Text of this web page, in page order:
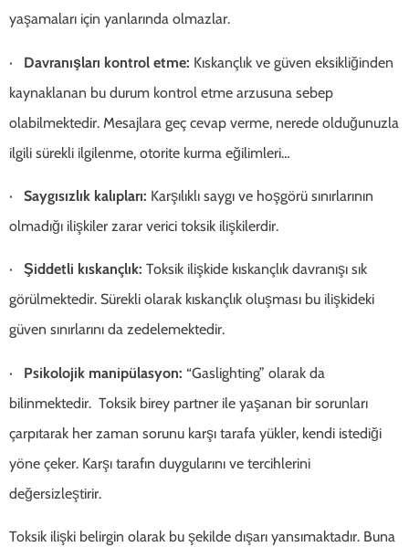
yaşamaları için yanlarında olmazlar.
· Davranışları kontrol etme: Kıskançlık ve güven eksikliğinden
kaynaklanan bu durum kontrol etme arzusuna sebep
olabilmektedir. Mesajlara geç cevap verme, nerede olduğunuzla
ilgili sürekli ilgilenme, otorite kurma eğilimleri…
· Saygısızlık kalıpları: Karşılıklı saygı ve hoşgörü sınırlarının
olmadığı ilişkiler zarar verici toksik ilişkilerdir.
· Şiddetli kıskançlık: Toksik ilişkide kıskançlık davranışı sık
görülmektedir. Sürekli olarak kıskançlık oluşması bu ilişkideki
güven sınırlarını da zedelemektedir.
· Psikolojik manipülasyon: “Gaslighting” olarak da
bilinmektedir. Toksik birey partner ile yaşanan bir sorunları
çarpıtarak her zaman sorunu karşı tarafa yükler, kendi istediği
yöne çeker. Karşı tarafın duygularını ve tercihlerini
değersizleştirir.
Toksik ilişki belirgin olarak bu şekilde dışarı yansımaktadır. Buna